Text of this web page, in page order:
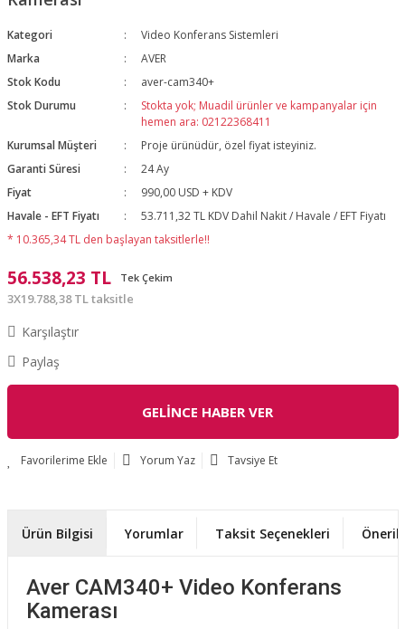
Kategori
Video Konferans Sistemleri
Marka
AVER
Stok Kodu
aver-cam340+
Stok Durumu
Stokta yok; Muadil ürünler ve kampanyalar için
hemen ara: 02122368411
Kurumsal Müşteri
Proje ürünüdür, özel fiyat isteyiniz.
Garanti Süresi
24 Ay
Fiyat
990,00 USD + KDV
Havale - EFT Fiyatı
53.711,32 TL KDV Dahil Nakit / Havale / EFT Fiyatı
* 10.365,34 TL den başlayan taksitlerle!!
56.538,23 TL Tek Çekim
3X19.788,38 TL taksitle
Karşılaştır
Paylaş
GELİNCE HABER VER
Yorum Yaz Tavsiye Et
Ürün Bilgisi Yorumlar Taksit Seçenekleri
Aver CAM340+ Video Konferans
Kamerası